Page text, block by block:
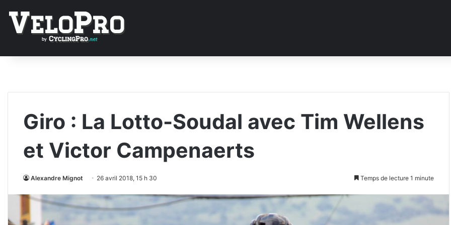
Giro : La Lotto-Soudal avec Tim Wellens
et Victor Campenaerts
Alexandre Mignot 26 avril 2018, 15 h 30 Temps de lecture 1 minute